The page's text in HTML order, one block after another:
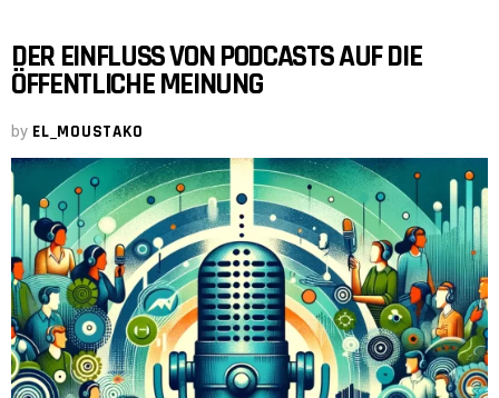
DER EINFLUSS VON PODCASTS AUF DIE
ÖFFENTLICHE MEINUNG
by EL_MOUSTAKO